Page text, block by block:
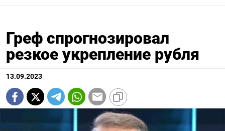
Греф спрогнозировал
резкое укрепление рубля
13.09.2023